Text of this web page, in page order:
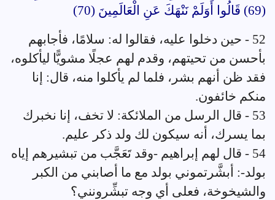
(69) قَالُوا أَوَلَمْ نَنْهَكَ عَنِ الْعَالَمِينَ (70)
52 - حين دخلوا عليه، فقالوا له: سلامًا، فأجابهم
بأحسن من تحيتهم، وقدم لهم عجلًا مشويًّا ليأكلوه،
فقد ظن أنهم بشر، فلما لم يأكلوا منه، قال: إنا
منكم خائفون.
53 - قال الرسل من الملائكة: لا تخف، إنا نخبرك
بما يسرك، أنه سيكون لك ولد ذكر عليم.
54 - قال لهم إبراهيم -وقد تَعَجَّب من تبشيرهم إياه
بولد-: أبشَّرتموني بولد مع ما أصابني من الكبر
والشيخوخة، فعلى أي وجه تبشِّرونني؟